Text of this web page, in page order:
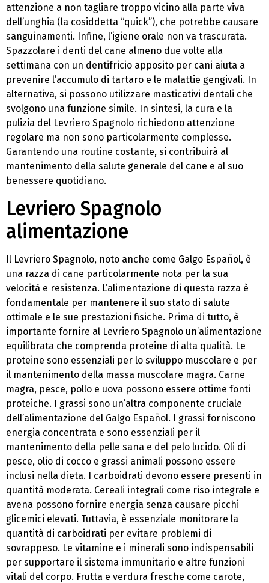
attenzione a non tagliare troppo vicino alla parte viva
dell’unghia (la cosiddetta “quick”), che potrebbe causare
sanguinamenti. Infine, l’igiene orale non va trascurata.
Spazzolare i denti del cane almeno due volte alla
settimana con un dentifricio apposito per cani aiuta a
prevenire l’accumulo di tartaro e le malattie gengivali. In
alternativa, si possono utilizzare masticativi dentali che
svolgono una funzione simile. In sintesi, la cura e la
pulizia del Levriero Spagnolo richiedono attenzione
regolare ma non sono particolarmente complesse.
Garantendo una routine costante, si contribuirà al
mantenimento della salute generale del cane e al suo
benessere quotidiano.
Levriero Spagnolo
alimentazione
Il Levriero Spagnolo, noto anche come Galgo Español, è
una razza di cane particolarmente nota per la sua
velocità e resistenza. L’alimentazione di questa razza è
fondamentale per mantenere il suo stato di salute
ottimale e le sue prestazioni fisiche. Prima di tutto, è
importante fornire al Levriero Spagnolo un’alimentazione
equilibrata che comprenda proteine di alta qualità. Le
proteine sono essenziali per lo sviluppo muscolare e per
il mantenimento della massa muscolare magra. Carne
magra, pesce, pollo e uova possono essere ottime fonti
proteiche. I grassi sono un’altra componente cruciale
dell’alimentazione del Galgo Español. I grassi forniscono
energia concentrata e sono essenziali per il
mantenimento della pelle sana e del pelo lucido. Oli di
pesce, olio di cocco e grassi animali possono essere
inclusi nella dieta. I carboidrati devono essere presenti in
quantità moderata. Cereali integrali come riso integrale e
avena possono fornire energia senza causare picchi
glicemici elevati. Tuttavia, è essenziale monitorare la
quantità di carboidrati per evitare problemi di
sovrappeso. Le vitamine e i minerali sono indispensabili
per supportare il sistema immunitario e altre funzioni
vitali del corpo. Frutta e verdura fresche come carote,